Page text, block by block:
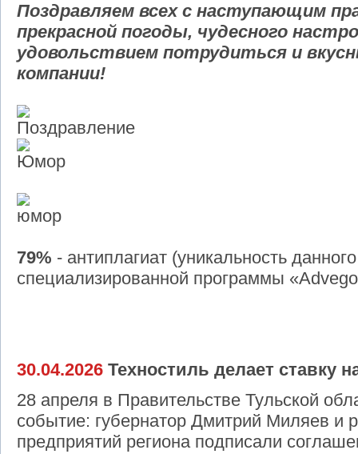
Поздравляем всех с наступающим
прекрасной погоды, чудесного
удовольствием потрудиться и
компании!
79% - антиплагиат (уникальность
специализированной программы
30.04.2026 Техностиль делает ставку
28 апреля в Правительстве Тульской
событие: губернатор Дмитрий Миляев и
предприятий региона подписали